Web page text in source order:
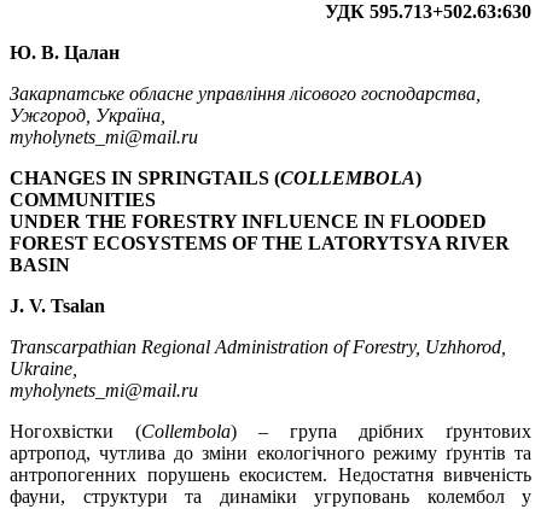
УДК 595.713+502.63:630
Ю. В. Цалан
Закарпатське обласне управління лісового господарства,
Ужгород, Україна,
myholynets_mi@mail.ru
CHANGES IN SPRINGTAILS (COLLEMBOLA)
COMMUNITIES
UNDER THE FORESTRY INFLUENCE IN FLOODED
FOREST ECOSYSTEMS OF THE LATORYTSYA RIVER
BASIN
J. V. Tsalan
Transcarpathian Regional Administration of Forestry, Uzhhorod,
Ukraine,
myholynets_mi@mail.ru
Ногохвістки (Collembola) – група дрібних ґрунтових
артропод, чутлива до зміни екологічного режиму ґрунтів та
антропогенних порушень екосистем. Недостатня вивченість
фауни, структури та динаміки угруповань колембол у